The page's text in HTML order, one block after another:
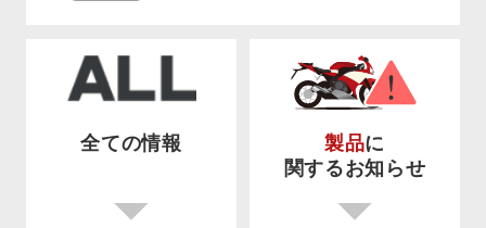
全ての情報 製品に
関するお知らせ